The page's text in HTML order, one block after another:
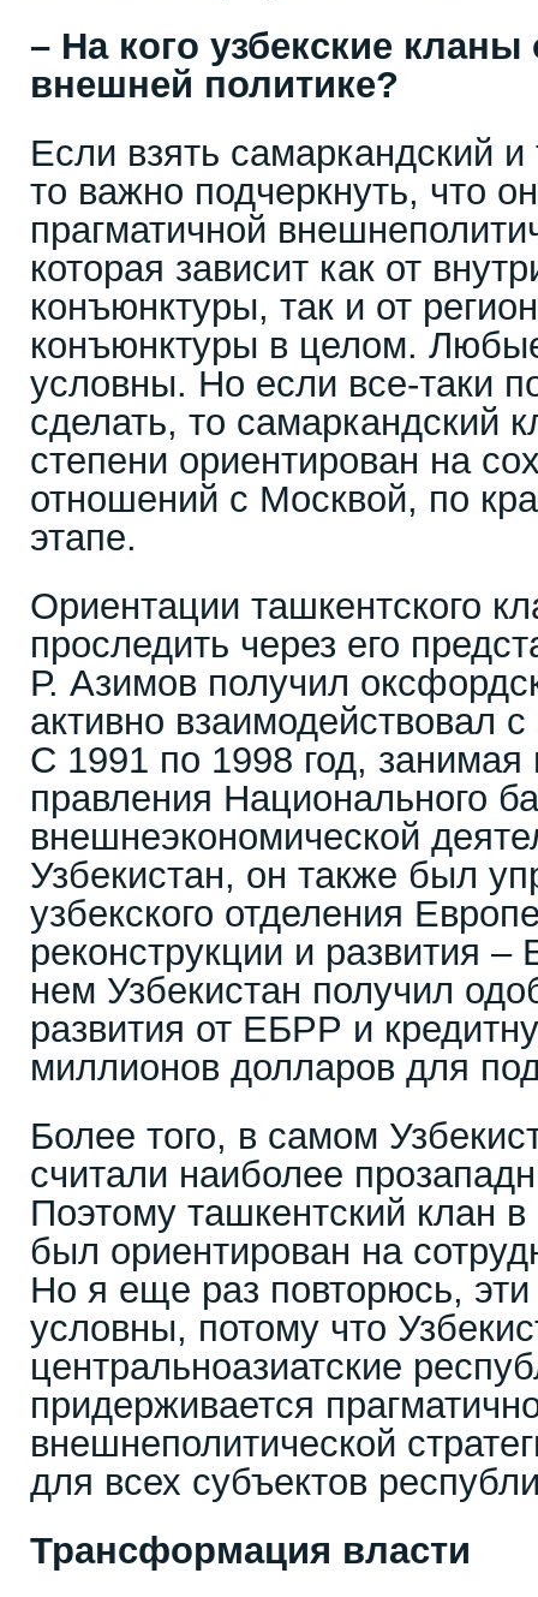
– На кого узбекские
внешней политике?
Если взять самаркандский
то важно подчеркнуть, что
прагматичной
которая зависит как от
конъюнктуры, так и от
конъюнктуры в целом.
условны. Но если все-таки
сделать, то самаркандский
степени ориентирован на
отношений с Москвой, по
этапе.
Ориентации ташкентского
проследить через его
Р. Азимов получил
активно взаимодействовал
С 1991 по 1998 год, занимая
правления Национального
внешнеэкономической
Узбекистан, он также был
узбекского отделения
реконструкции и развития
нем Узбекистан получил
развития от ЕБРР и
миллионов долларов для
Более того, в самом
считали наиболее
Поэтому ташкентский клан
был ориентирован на
Но я еще раз повторюсь, эти
условны, потому что
центральноазиатские
придерживается
внешнеполитической
для всех субъектов
Трансформация власти